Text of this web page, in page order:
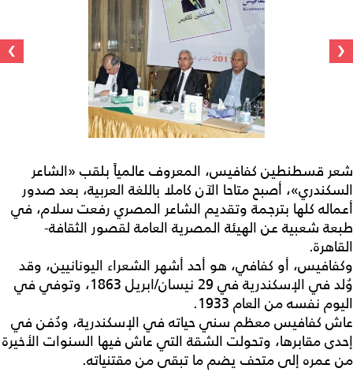
‹
›
شعر قسطنطين كفافيس، المعروف عالمياً بلقب «الشاعر
السكندري»، أصبح متاحا الآن كاملا باللغة العربية، بعد صدور
أعماله كلها بترجمة وتقديم الشاعر المصري رفعت سلام، في
طبعة شعبية عن الهيئة المصرية العامة لقصور الثقافة-
القاهرة.
وكفافيس، أو كفافي، هو أحد أشهر الشعراء اليونانيين، وقد
وُلد في الإسكندرية في 29 نيسان/ابريل 1863، وتوفي في
اليوم نفسه من العام 1933.
عاش كفافيس معظم سني حياته في الإسكندرية، ودُفن في
إحدى مقابرها، وتحولت الشقة التي عاش فيها السنوات الأخيرة
من عمره إلى متحف يضم ما تبقى من مقتنياته.